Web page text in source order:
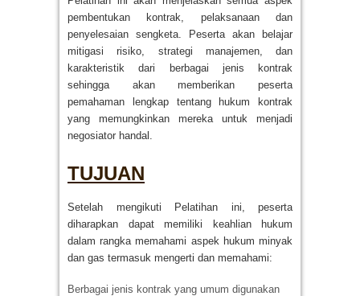
pembentukan kontrak, pelaksanaan dan
penyelesaian sengketa. Peserta akan belajar
mitigasi risiko, strategi manajemen, dan
karakteristik dari berbagai jenis kontrak
sehingga akan memberikan peserta
pemahaman lengkap tentang hukum kontrak
yang memungkinkan mereka untuk menjadi
negosiator handal.
TUJUAN
Setelah mengikuti Pelatihan ini, peserta
diharapkan dapat memiliki keahlian hukum
dalam rangka memahami aspek hukum minyak
dan gas termasuk mengerti dan memahami:
Berbagai jenis kontrak yang umum digunakan